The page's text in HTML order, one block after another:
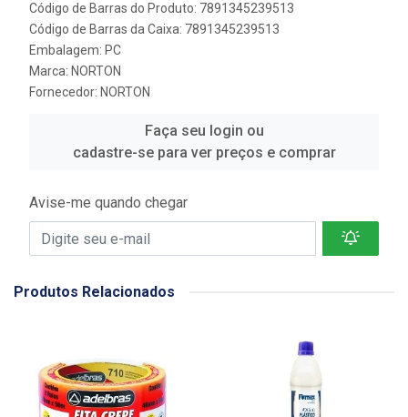
Código de Barras do Produto: 7891345239513
Código de Barras da Caixa: 7891345239513
Embalagem: PC
Marca: NORTON
Fornecedor: NORTON
Faça seu login ou
cadastre-se para ver preços e comprar
Avise-me quando chegar
Produtos Relacionados